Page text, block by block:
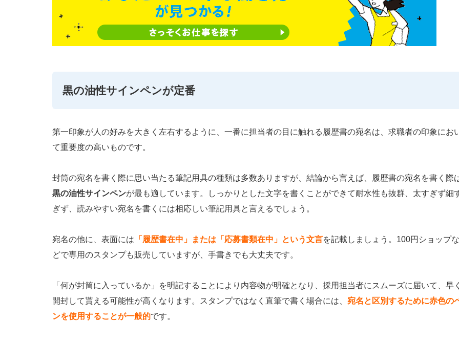
黒の油性サインペンが定番
第一印象が人の好みを大きく左右するように、一番に担当者の目に触れる履歴書の宛名は、求職者の印象にお
て重要度の高いものです。
封筒の宛名を書く際に思い当たる筆記用具の種類は多数ありますが、結論から言えば、履歴書の宛名を書く際
黒の油性サインペンが最も適しています。しっかりとした文字を書くことができて耐水性も抜群、太すぎず細
ぎず、読みやすい宛名を書くには相応しい筆記用具と言えるでしょう。
宛名の他に、表面には 「履歴書在中」または「応募書類在中」という文言を記載しましょう。100円ショップな
どで専用のスタンプも販売していますが、手書きでも大丈夫です。
「何が封筒に入っているか」を明記することにより内容物が明確となり、採用担当者にスムーズに届いて、早
開封して貰える可能性が高くなります。スタンプではなく直筆で書く場合には、 宛名と区別するために赤色の
ンを使用することが一般的です。